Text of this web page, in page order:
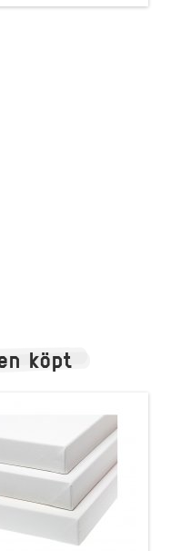
köpt